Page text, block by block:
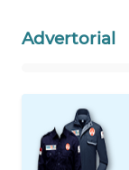
Advertorial
WAHANA
TRAVEL